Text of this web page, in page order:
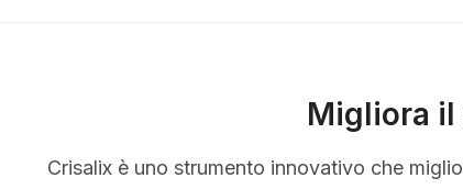
Migliora
Crisalix è uno strumento innovativo che